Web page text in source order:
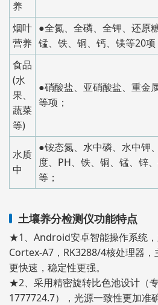
养
烟叶
营养
●全氮、全磷、全钾、还原
锰、铁、铜、钙、镁等20项
食品
(水
果、
蔬菜
等)
●硝酸盐、亚硝酸盐、重金
等项；
水质
中
●铵态氮、水中磷、水中钾
度、PH、铁、铜、锰、锌
等；
土壤养分检测仪功能特点
★1、Android安卓智能操作系统，
Cortex-A7，RK3288/4核处理器
更快速，稳定性更强。
★2、采用精密旋转比色池设计（
1777724.7），光源一致性更加准